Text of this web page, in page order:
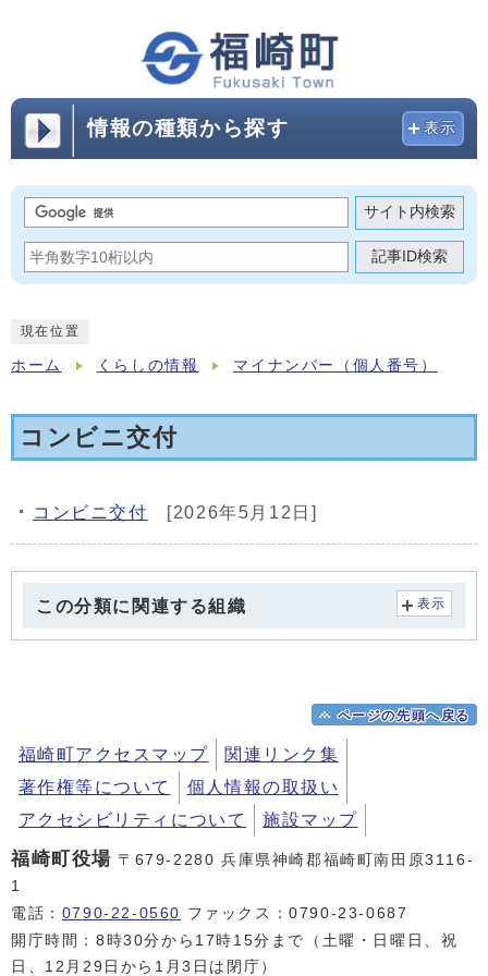
情報の種類から探す 表示
サイト内検索
記事ID検索
現在位置
ホーム くらしの情報 マイナンバー（個人番号）
コンビニ交付
メインメニュー
コンビニ交付 [2026年5月12日]
この分類に関連する組織 表示
ページの先頭へ戻る
福崎町アクセスマップ
関連リンク集
著作権等について
個人情報の取扱い
アクセシビリティについて
施設マップ
福崎町役場 〒679-2280 兵庫県神崎郡福崎町南田原3116-
1
電話： 0790-22-0560 ファックス：0790-23-0687
開庁時間：8時30分から17時15分まで（土曜・日曜日、祝
日、12月29日から1月3日は閉庁）